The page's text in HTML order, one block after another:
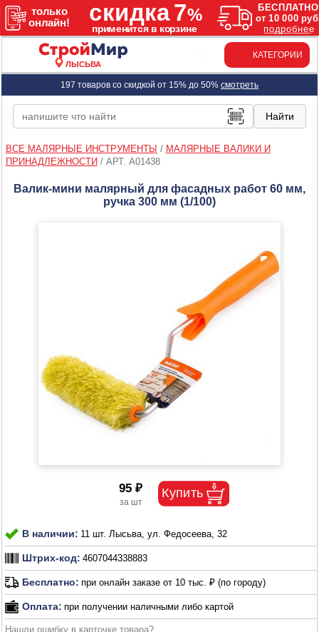
ЛЫСЬВА
КАТЕГОРИИ
197 товаров со скидкой от 15% до 50% смотреть
ВСЕ МАЛЯРНЫЕ ИНСТРУМЕНТЫ / МАЛЯРНЫЕ ВАЛИКИ И
ПРИНАДЛЕЖНОСТИ / АРТ. A01438
Валик-мини малярный для фасадных работ 60 мм,
ручка 300 мм (1/100)
95 ₽
В наличии: 11 шт. Лысьва, ул. Федосеева, 32
Штрих-код: 4607044338883
Бесплатно: при онлайн заказе от 10 тыс. ₽ (по городу)
Оплата: при получении наличными либо картой
Нашли ошибку в карточке товара?